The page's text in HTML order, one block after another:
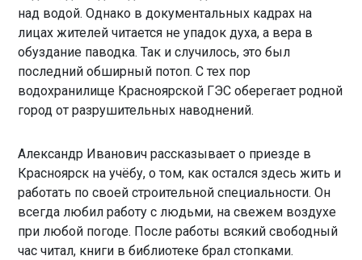
над водой. Однако в документальных кадрах на
лицах жителей читается не упадок духа, а вера в
обуздание паводка. Так и случилось, это был
последний обширный потоп. С тех пор
водохранилище Красноярской ГЭС оберегает родной
город от разрушительных наводнений.
Александр Иванович рассказывает о приезде в
Красноярск на учёбу, о том, как остался здесь жить и
работать по своей строительной специальности. Он
всегда любил работу с людьми, на свежем воздухе
при любой погоде. После работы всякий свободный
час читал, книги в библиотеке брал стопками.